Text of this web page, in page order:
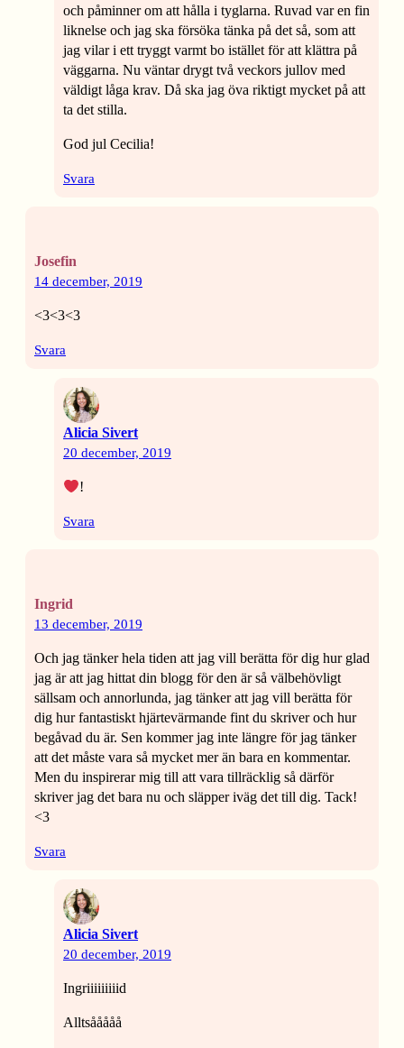
och påminner om att hålla i tyglarna. Ruvad var en fin
liknelse och jag ska försöka tänka på det så, som att
jag vilar i ett tryggt varmt bo istället för att klättra på
väggarna. Nu väntar drygt två veckors jullov med
väldigt låga krav. Då ska jag öva riktigt mycket på att
ta det stilla.
God jul Cecilia!
Svara
Josefin
14 december, 2019
<3<3<3
Svara
Alicia Sivert
20 december, 2019
!
Svara
Ingrid
13 december, 2019
Och jag tänker hela tiden att jag vill berätta för dig hur glad
jag är att jag hittat din blogg för den är så välbehövligt
sällsam och annorlunda, jag tänker att jag vill berätta för
dig hur fantastiskt hjärtevärmande fint du skriver och hur
begåvad du är. Sen kommer jag inte längre för jag tänker
att det måste vara så mycket mer än bara en kommentar.
Men du inspirerar mig till att vara tillräcklig så därför
skriver jag det bara nu och släpper iväg det till dig. Tack!
<3
Svara
Alicia Sivert
20 december, 2019
Ingriiiiiiiiid
Alltsååååå